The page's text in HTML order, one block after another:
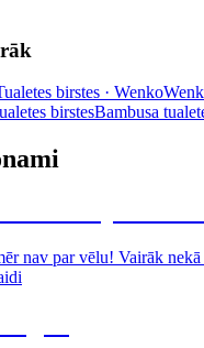
birstes · Wenko
birstesBambusa
nav par vēlu! Vairāk